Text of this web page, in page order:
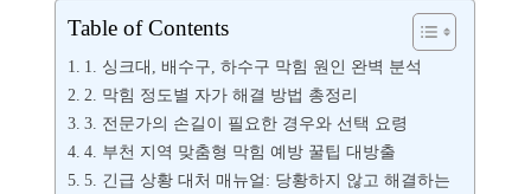
Table of Contents
1. 싱크대, 배수구, 하수구 막힘 원인 완벽 분석
2. 막힘 정도별 자가 해결 방법 총정리
3. 전문가의 손길이 필요한 경우와 선택 요령
4. 부천 지역 맞춤형 막힘 예방 꿀팁 대방출
5. 긴급 상황 대처 매뉴얼: 당황하지 않고 해결하는